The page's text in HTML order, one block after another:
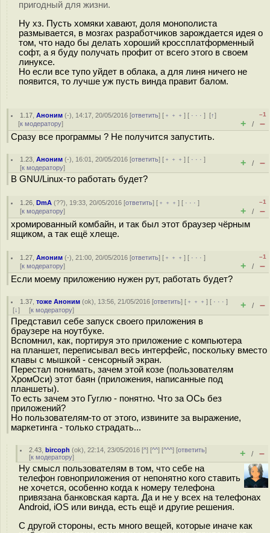
пригодный для жизни.
Ну хз. Пусть хомяки хавают, доля монополиста
размывается, в мозгах разработчиков зарождается идея о
том, что надо бы делать хороший кроссплатформенный
софт, а я буду получать профит от всего этого в своем
линуксе.
Но если все тупо уйдет в облака, а для линя ничего не
появится, то лучше уж пусть винда правит балом.
1.17 ,Аноним (-), 14:17, 20/05/2016 [ответить] [ ﹢﹢﹢] [ · · ·][↑]
[к модератору]
–1
+ / –
Сразу все программы ? Не получится запустить.
1.23 ,Аноним (-), 16:01, 20/05/2016 [ответить] [ ﹢﹢﹢] [ · · ·]
[к модератору] + / –
В GNU/Linux-то работать будет?
1.26 ,DmA (??), 19:33, 20/05/2016 [ответить] [ ﹢﹢﹢] [ · · ·]
[к модератору]
–1
+ / –
хромированный комбайн, и так был этот браузер чёрным
ящиком, а так ещё хлеще.
1.27 ,Аноним (-), 21:00, 20/05/2016 [ответить] [ ﹢﹢﹢] [ · · ·]
[к модератору]
–1
+ / –
Если моему приложению нужен рут, работать будет?
1.37 ,тоже Аноним (ok), 13:56, 21/05/2016 [ответить] [ ﹢﹢﹢] [ · · ·]
[↓] [к модератору] + / –
Представил себе запуск своего приложения в
браузере на ноутбуке.
Вспомнил, как, портируя это приложение с компьютера
на планшет, переписывал весь интерфейс, поскольку вместо
клавы с мышкой - сенсорный экран.
Перестал понимать, зачем этой козе (пользователям
ХромОси) этот баян (приложения, написанные под
планшеты).
То есть зачем это Гуглю - понятно. Что за ОСь без
приложений?
Но пользователям-то от этого, извините за выражение,
маркетинга - только страдать...
2.43 ,bircoph (ok), 22:14, 23/05/2016 [^] [^^] [^^^] [ответить]
[к модератору] + / –
Ну смысл пользователям в том, что себе на
телефон говноприложения от непонятно кого ставить
не хочется, особенно когда к номеру телефона
привязана банковская карта. Да и не у всех на телефонах
Android, iOS или винда, есть ещё и другие решения.
С другой стороны, есть много вещей, которые иначе как